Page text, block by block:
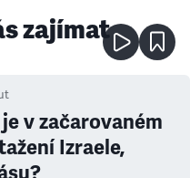
zajímat
v začarovaném
Izraele,